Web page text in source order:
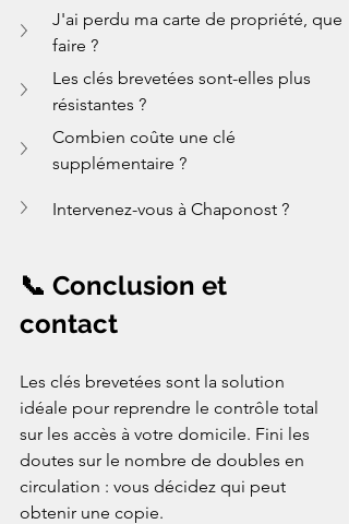
J'ai perdu ma carte de propriété, que
faire ?
Les clés brevetées sont-elles plus
résistantes ?
Combien coûte une clé
supplémentaire ?
Intervenez-vous à Chaponost ?
📞 Conclusion et
contact
Les clés brevetées sont la solution
idéale pour reprendre le contrôle total
sur les accès à votre domicile. Fini les
doutes sur le nombre de doubles en
circulation : vous décidez qui peut
obtenir une copie.